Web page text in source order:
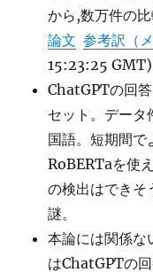
から,数万件の比
論文 参考訳（
15:23:25 GMT)
ChatGPTの回
セット。データ
国語。短期間で
RoBERTaを使
の検出はできそ
謎。
本論には関係な
はChatGPTの